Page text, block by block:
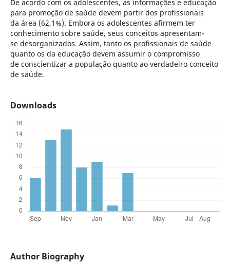
De acordo com os adolescentes, as informações e educação
para promoção de saúde devem partir dos profissionais
da área (62,1%). Embora os adolescentes afirmem ter
conhecimento sobre saúde, seus conceitos apresentam-
se desorganizados. Assim, tanto os profissionais de saúde
quanto os da educação devem assumir o compromisso
de conscientizar a população quanto ao verdadeiro conceito
de saúde.
Downloads
Author Biography